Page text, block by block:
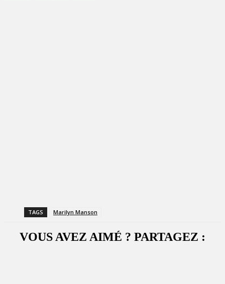
TAGS Marilyn Manson
VOUS AVEZ AIMÉ ? PARTAGEZ :